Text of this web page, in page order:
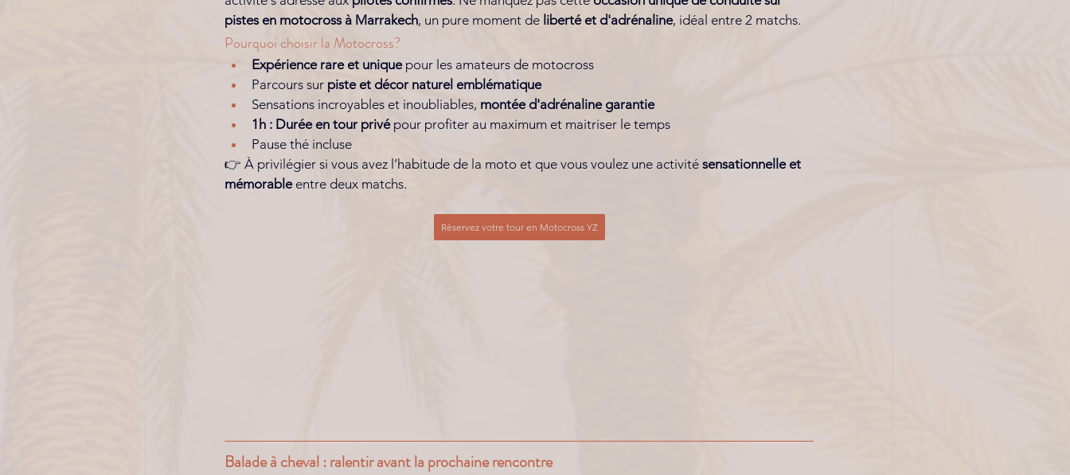
pistes en motocross à Marrakech, un pure moment de liberté et d'adrénaline, idéal entre 2 matchs.
Pourquoi choisir la Motocross?
Expérience rare et unique pour les amateurs de motocross
Parcours sur piste et décor naturel emblématique
Sensations incroyables et inoubliables, montée d'adrénaline garantie
1h : Durée en tour privé pour profiter au maximum et maitriser le temps
Pause thé incluse
👉 À privilégier si vous avez l’habitude de la moto et que vous voulez une activité sensationnelle et
mémorable entre deux matchs.
Réservez votre tour en Motocross YZ
Balade à cheval : ralentir avant la prochaine rencontre